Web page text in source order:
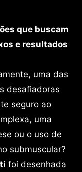
que buscam
e resultados
uma das
desafiadoras
seguro ao
uma
ou o uso de
submuscular?
foi desenhada